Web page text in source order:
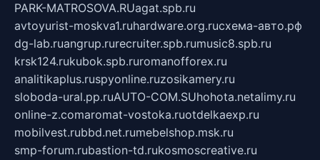
PARK-MATROSOVA.RUagat.spb.ru
avtoyurist-moskva1.ruhardware.org.ruсхема-авто.рф
dg-lab.ruangrup.rurecruiter.spb.rumusic8.spb.ru
krsk124.rukubok.spb.ruromanofforex.ru
analitikaplus.ruspyonline.ruzosikamery.ru
sloboda-ural.pp.ruAUTO-COM.SUhohota.netalimy.ru
online-z.comaromat-vostoka.ruotdelkaexp.ru
mobilvest.rubbd.net.rumebelshop.msk.ru
smp-forum.rubastion-td.rukosmoscreative.ru